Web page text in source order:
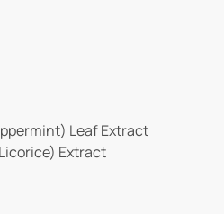
Leaf Extract
Extract